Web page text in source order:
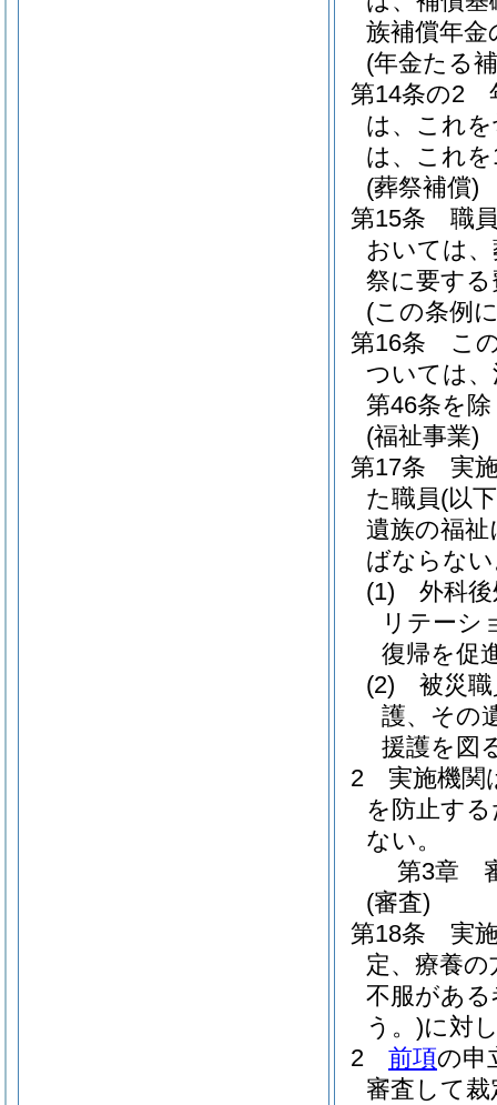
族補償年
(年金たる
第14条の2
は、これ
は、これ
(葬祭補償)
第15条
職
おいては
祭に要す
(この条例
第16条
こ
ついては
第46条を
(福祉事業)
第17条
実
た職員(以
遺族の福
ばならな
(1)
外科
リテーシ
復帰を促
(2)
被災
護、その
援護を図
2
実施機関
を防止す
ない。
第3章
(審査)
第18条
実
定、療養
不服がある
う。)に対
2
前項の申
審査して